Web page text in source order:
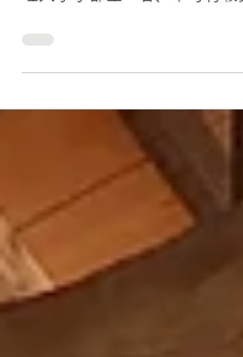
されました。
第1回 脱炭素を体験し学ぶ
理大学学部生6 名、市町村
企業社員4 名の計14 名です
し、脱炭素について楽しく
日間でした！